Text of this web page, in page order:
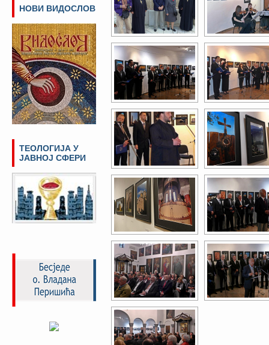
НОВИ ВИДОСЛОВ
ТЕОЛОГИЈА У
ЈАВНОЈ СФЕРИ